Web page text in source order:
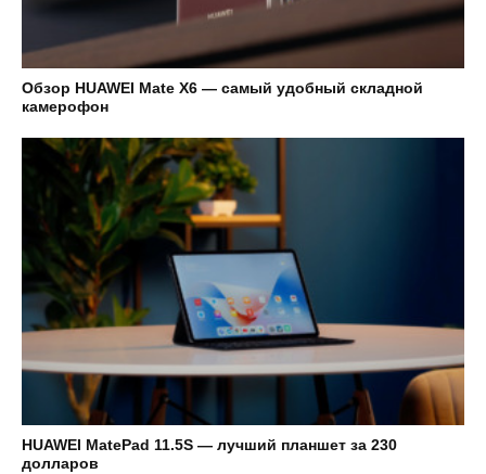
Обзор HUAWEI Mate X6 — самый удобный складной
камерофон
HUAWEI MatePad 11.5S — лучший планшет за 230
долларов